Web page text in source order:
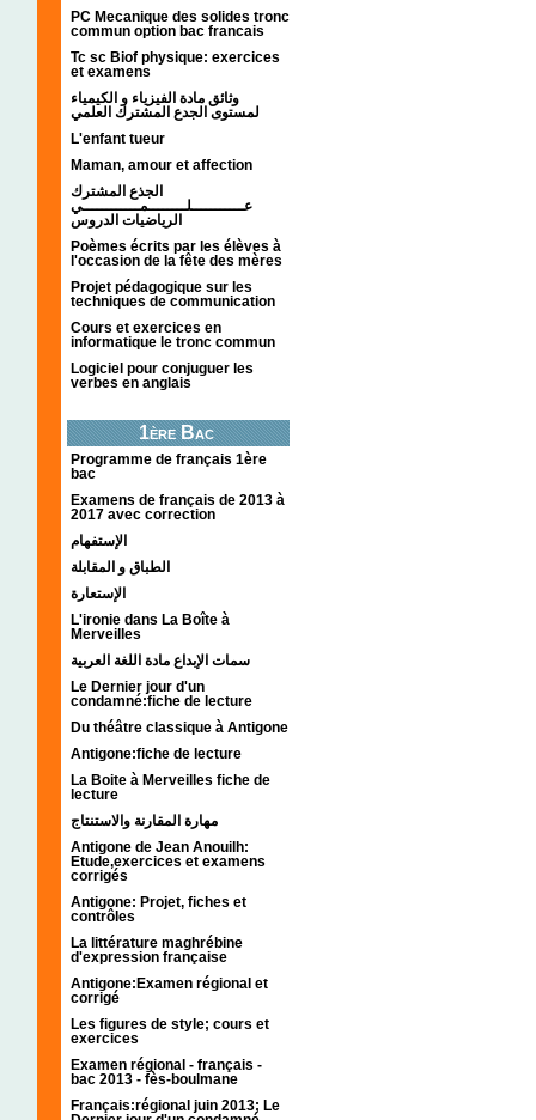
PC Mecanique des solides tronc
commun option bac francais
Tc sc Biof physique: exercices
et examens
وثائق مادة الفيزياء و الكيمياء
L'enfant tueur
Maman, amour et affection
الجذع المشترك
عـــــــــــلــــــــمــــــــــــي
الرياضيات الدروس
Poèmes écrits par les élèves à
l'occasion de la fête des mères
Projet pédagogique sur les
techniques de communication
Cours et exercices en
informatique le tronc commun
Logiciel pour conjuguer les
verbes en anglais
1ère Bac
Programme de français 1ère
bac
Examens de français de 2013 à
2017 avec correction
الإستفهام
الطباق و المقابلة
الإستعارة
L'ironie dans La Boîte à
Merveilles
سمات الإبداع مادة اللغة العربية
Le Dernier jour d'un
condamné:fiche de lecture
Du théâtre classique à Antigone
Antigone:fiche de lecture
La Boite à Merveilles fiche de
lecture
مهارة المقارنة والاستنتاج
Antigone de Jean Anouilh:
Etude,exercices et examens
corrigés
Antigone: Projet, fiches et
contrôles
La littérature maghrébine
d'expression française
Antigone:Examen régional et
corrigé
Les figures de style; cours et
exercices
Examen régional - français -
bac 2013 - fès-boulmane
Français:régional juin 2013; Le